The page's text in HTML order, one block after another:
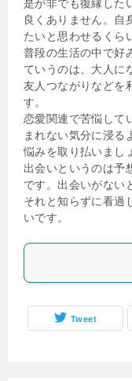
是が非でも復縁した
良くありません。自
たいと思わせるくら
普段の生活の中で好
ていうのは、大人に
友人つながりなどを
す。
恋愛関連で苦悩して
まれない気分に浸る
悩みを取り払いまし
出会いというのは予
です。出会いがない
それと知らずに看過
いです。
Tweet